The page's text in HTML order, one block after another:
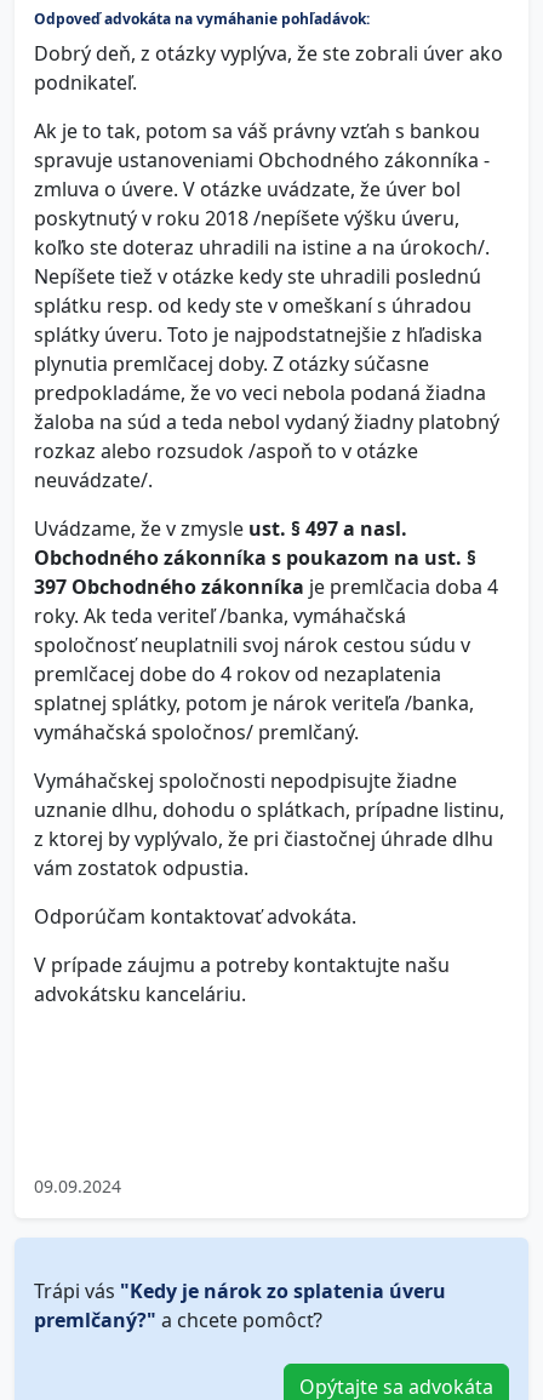
Odpoveď advokáta na vymáhanie pohľadávok:
Dobrý deň, z otázky vyplýva, že ste zobrali úver ako
podnikateľ.
Ak je to tak, potom sa váš právny vzťah s bankou
spravuje ustanoveniami Obchodného zákonníka -
zmluva o úvere. V otázke uvádzate, že úver bol
poskytnutý v roku 2018 /nepíšete výšku úveru,
koľko ste doteraz uhradili na istine a na úrokoch/.
Nepíšete tiež v otázke kedy ste uhradili poslednú
splátku resp. od kedy ste v omeškaní s úhradou
splátky úveru. Toto je najpodstatnejšie z hľadiska
plynutia premlčacej doby. Z otázky súčasne
predpokladáme, že vo veci nebola podaná žiadna
žaloba na súd a teda nebol vydaný žiadny platobný
rozkaz alebo rozsudok /aspoň to v otázke
neuvádzate/.
Uvádzame, že v zmysle ust. § 497 a nasl.
Obchodného zákonníka s poukazom na ust. §
397 Obchodného zákonníka je premlčacia doba 4
roky. Ak teda veriteľ /banka, vymáhačská
spoločnosť neuplatnili svoj nárok cestou súdu v
premlčacej dobe do 4 rokov od nezaplatenia
splatnej splátky, potom je nárok veriteľa /banka,
vymáhačská spoločnos/ premlčaný.
Vymáhačskej spoločnosti nepodpisujte žiadne
uznanie dlhu, dohodu o splátkach, prípadne listinu,
z ktorej by vyplývalo, že pri čiastočnej úhrade dlhu
vám zostatok odpustia.
Odporúčam kontaktovať advokáta.
V prípade záujmu a potreby kontaktujte našu
advokátsku kanceláriu.
09.09.2024
Trápi vás "Kedy je nárok zo splatenia úveru
premlčaný?" a chcete pomôcť?
Opýtajte sa advokáta